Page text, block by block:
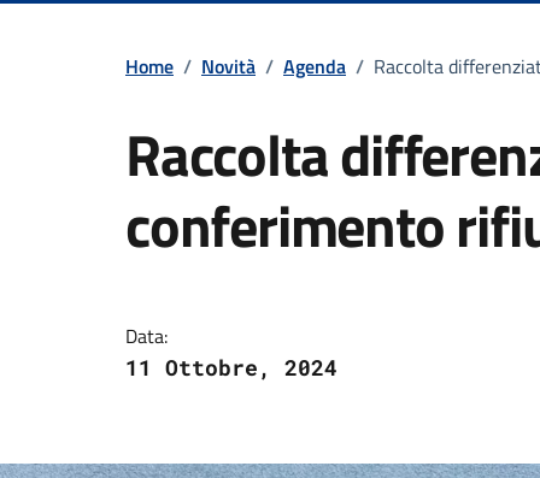
Home / Novità / Agenda / Raccolta
Raccolta
conferimento
Data:
11 Ottobre, 2024